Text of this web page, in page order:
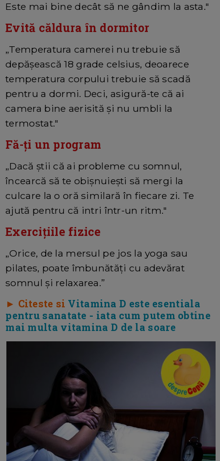
Este mai bine decât să ne gândim la asta."
Evită căldura în dormitor
„Temperatura camerei nu trebuie să
depășească 18 grade celsius, deoarece
temperatura corpului trebuie să scadă
pentru a dormi. Deci, asigură-te că ai
camera bine aerisită și nu umbli la
termostat."
Fă-ți un program
„Dacă știi că ai probleme cu somnul,
încearcă să te obișnuiești să mergi la
culcare la o oră similară în fiecare zi. Te
ajută pentru că intri într-un ritm."
Exercițiile fizice
„Orice, de la mersul pe jos la yoga sau
pilates, poate îmbunătăți cu adevărat
somnul și relaxarea.”
► Citeste si Vitamina D este esentiala
pentru sanatate - iata cum putem obtine
mai multa vitamina D de la soare